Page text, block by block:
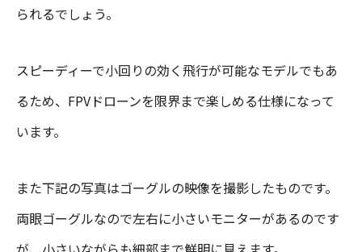
られるでしょう。
スピーディーで小回りの効く飛行が可能なモデルでもあ
るため、FPVドローンを限界まで楽しめる仕様になって
います。
また下記の写真はゴーグルの映像を撮影したものです。
両眼ゴーグルなので左右に小さいモニターがあるのです